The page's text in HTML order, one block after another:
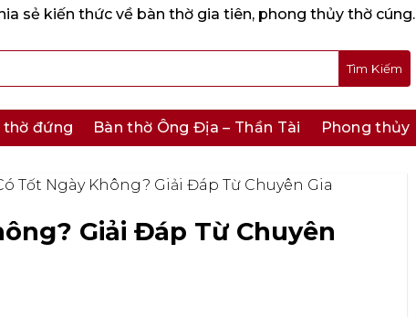
sẻ kiến thức về bàn thờ gia tiên, phong thủy thờ cúng.
thờ đứng Bàn thờ Ông Địa – Thần Tài Phong thủy
Tốt Ngày Không? Giải Đáp Từ Chuyên Gia
Giải Đáp Từ Chuyên